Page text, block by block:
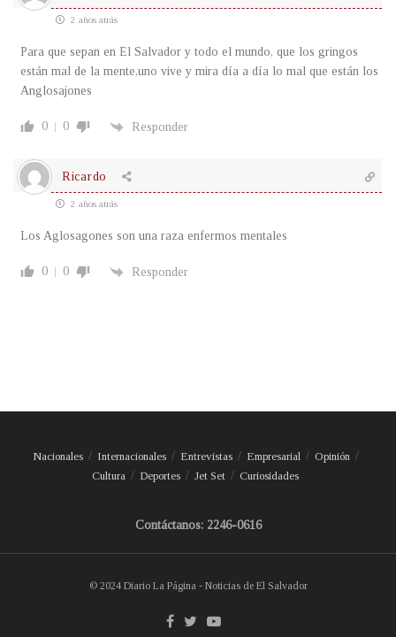
2 años atrás
Para que sepan en El Salvador y todo el mundo, que los gringos
están mal de la mente,uno vive y mira día a día lo mal que están los
Anglosajones
0 0 Responder
Ricardo
2 años atrás
Los Aglosagones son una raza enfermos mentales
0 0 Responder
Nacionales Internacionales Entrevistas Empresarial
Opinión
Cultura
Deportes Jet Set Curiosidades
Contáctanos: 2246-0616
© 2024 Diario La Página - Noticias de El Salvador